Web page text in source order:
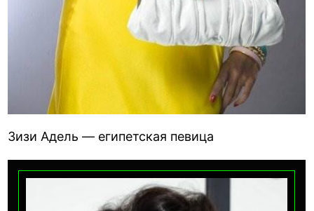
Зизи Адель — египетская певица